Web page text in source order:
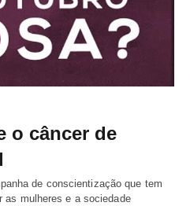
o câncer de
de conscientização que tem
as mulheres e a sociedade